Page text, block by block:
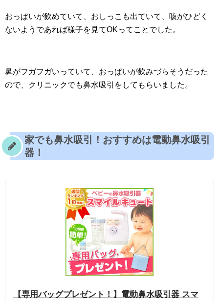
おっぱいが飲めていて、おしっこも出ていて、咳がひどく
ないようであれば様子を見てOKってことでした。
鼻がフガフガいっていて、おっぱいが飲みづらそうだった
ので、クリニックでも鼻水吸引をしてもらいました。
家でも鼻水吸引！おすすめは電動鼻水吸引
器！
【専用バッグプレゼント！】電動鼻水吸引器 スマ